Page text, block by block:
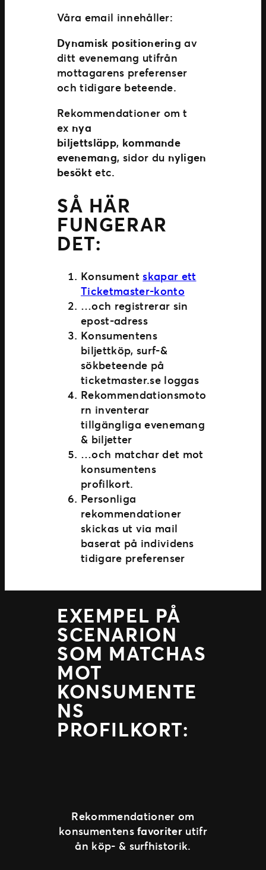
Våra email innehåller:
Dynamisk positionering av
ditt evenemang utifrån
mottagarens preferenser
och tidigare beteende.
Rekommendationer om t
ex nya
biljettsläpp, kommande
evenemang, sidor du nyligen
besöktetc.
SÅ HÄR
FUNGERAR
DET:
Konsumentskapar ett
Ticketmaster-konto
…och registrerar sin
epost-adress
Konsumentens
biljettköp, surf-&
sökbeteende på
ticketmaster.se loggas
Rekommendationsmoto
rn inventerar
tillgängliga evenemang
& biljetter
…och matchar det mot
konsumentens
profilkort.
Personliga
rekommendationer
skickas ut via mail
baserat på individens
tidigare preferenser
EXEMPEL PÅ
SCENARION
SOM MATCHAS
MOT
KONSUMENTE
NS
PROFILKORT:
Rekommendationer om
konsumentensfavoriter utifr
ån köp- & surfhistorik.